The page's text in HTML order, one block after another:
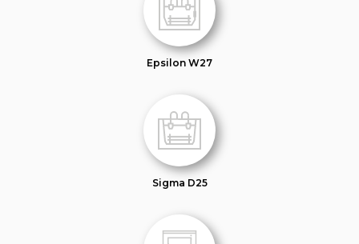
Epsilon W27
Sigma D25